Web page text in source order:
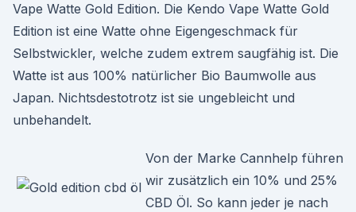
Vape Watte Gold Edition. Die Kendo Vape Watte Gold
Edition ist eine Watte ohne Eigengeschmack für
Selbstwickler, welche zudem extrem saugfähig ist. Die
Watte ist aus 100% natürlicher Bio Baumwolle aus
Japan. Nichtsdestotrotz ist sie ungebleicht und
unbehandelt.
Von der Marke Cannhelp führen
wir zusätzlich ein 10% und 25%
CBD Öl. So kann jeder je nach